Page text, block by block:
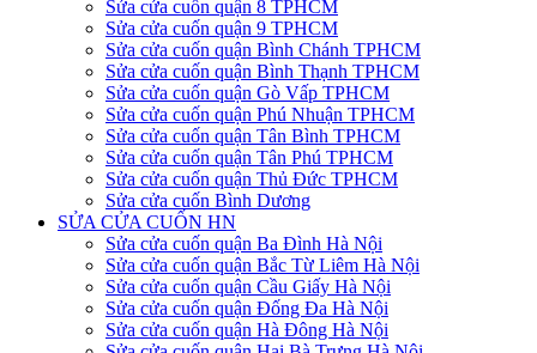
Sửa cửa cuốn quận 8 TPHCM
Sửa cửa cuốn quận 9 TPHCM
Sửa cửa cuốn quận Bình Chánh TPHCM
Sửa cửa cuốn quận Bình Thạnh TPHCM
Sửa cửa cuốn quận Gò Vấp TPHCM
Sửa cửa cuốn quận Phú Nhuận TPHCM
Sửa cửa cuốn quận Tân Bình TPHCM
Sửa cửa cuốn quận Tân Phú TPHCM
Sửa cửa cuốn quận Thủ Đức TPHCM
Sửa cửa cuốn Bình Dương
SỬA CỬA CUỐN HN
Sửa cửa cuốn quận Ba Đình Hà Nội
Sửa cửa cuốn quận Bắc Từ Liêm Hà Nội
Sửa cửa cuốn quận Cầu Giấy Hà Nội
Sửa cửa cuốn quận Đống Đa Hà Nội
Sửa cửa cuốn quận Hà Đông Hà Nội